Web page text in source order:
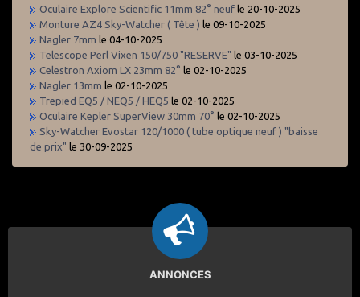
Oculaire Explore Scientific 11mm 82° neuf le 20-10-2025
Monture AZ4 Sky-Watcher ( Tête ) le 09-10-2025
Nagler 7mm le 04-10-2025
Telescope Perl Vixen 150/750 "RESERVE" le 03-10-2025
Celestron Axiom LX 23mm 82° le 02-10-2025
Nagler 13mm le 02-10-2025
Trepied EQ5 / NEQ5 / HEQ5 le 02-10-2025
Oculaire Kepler SuperView 30mm 70° le 02-10-2025
Sky-Watcher Evostar 120/1000 ( tube optique neuf ) "baisse
de prix" le 30-09-2025
ANNONCES